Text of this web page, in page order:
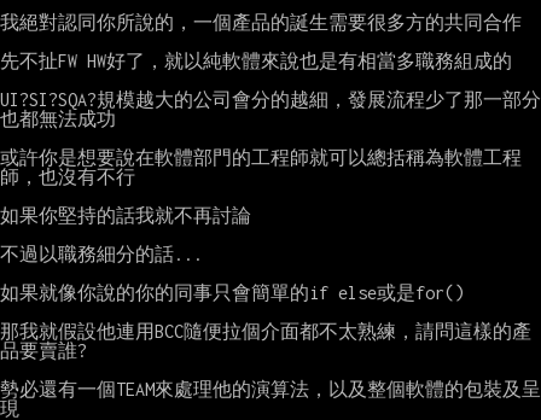
我絕對認同你所說的，一個產品的誕生需要很多方的共同合作
先不扯FW HW好了，就以純軟體來說也是有相當多職務組成的
UI?SI?SQA?規模越大的公司會分的越細，發展流程少了那一部分
也都無法成功
或許你是想要說在軟體部門的工程師就可以總括稱為軟體工程
師，也沒有不行
如果你堅持的話我就不再討論
不過以職務細分的話...
如果就像你說的你的同事只會簡單的if else或是for()
那我就假設他連用BCC隨便拉個介面都不太熟練，請問這樣的產
品要賣誰?
勢必還有一個TEAM來處理他的演算法，以及整個軟體的包裝及呈
現